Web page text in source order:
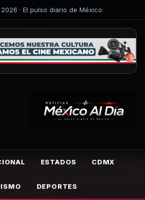
· El pulso diario de México
ESTADOS CDMX
DEPORTES